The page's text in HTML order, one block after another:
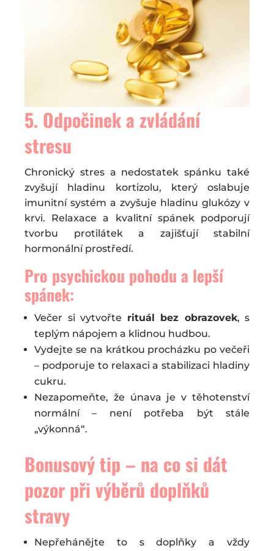
5. Odpočinek a zvládání
stresu
Chronický stres a nedostatek spánku také
zvyšují hladinu kortizolu, který oslabuje
imunitní systém a zvyšuje hladinu glukózy v
krvi. Relaxace a kvalitní spánek podporují
tvorbu protilátek a zajišťují stabilní
hormonální prostředí.
Pro psychickou pohodu a lepší
spánek:
Večer si vytvořte rituál bez obrazovek, s
teplým nápojem a klidnou hudbou.
Vydejte se na krátkou procházku po večeři
– podporuje to relaxaci a stabilizaci hladiny
cukru.
Nezapomeňte, že únava je v těhotenství
normální – není potřeba být stále
„výkonná“.
Bonusový tip – na co si dát
pozor při výběrů doplňků
stravy
Nepřehánějte to s doplňky a vždy